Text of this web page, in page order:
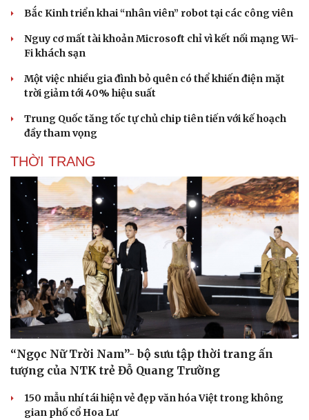
Bắc Kinh triển khai “nhân viên” robot tại các công viên
Nguy cơ mất tài khoản Microsoft chỉ vì kết nối mạng Wi-
Fi khách sạn
Một việc nhiều gia đình bỏ quên có thể khiến điện mặt
trời giảm tới 40% hiệu suất
Trung Quốc tăng tốc tự chủ chip tiên tiến với kế hoạch
đầy tham vọng
THỜI TRANG
“Ngọc Nữ Trời Nam”- bộ sưu tập thời trang ấn
tượng của NTK trẻ Đỗ Quang Trường
150 mẫu nhí tái hiện vẻ đẹp văn hóa Việt trong không
gian phố cổ Hoa Lư